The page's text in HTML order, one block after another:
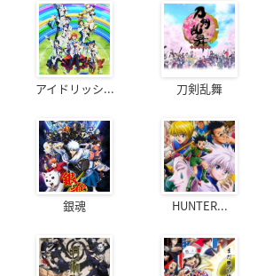
アイドリッシ... 刀剣乱舞
銀魂 HUNTER...